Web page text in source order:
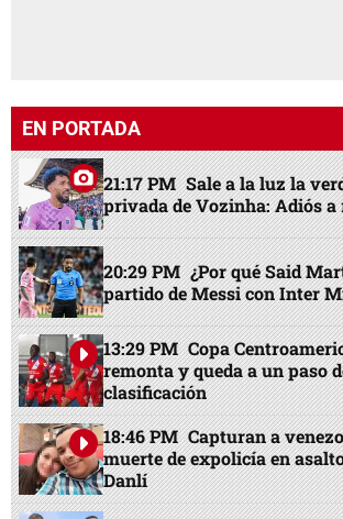
EN PORTADA
21:17 PM Sale a la luz la
privada de Vozinha: Adiós a
20:29 PM ¿Por qué Said
partido de Messi con Inter
13:29 PM Copa
remonta y queda a un paso
clasificación
18:46 PM Capturan a
muerte de expolicía en
Danlí